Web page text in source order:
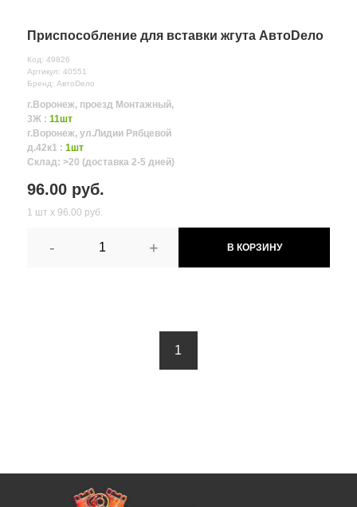
Приспособление для вставки жгута АвтоDело
Код: 49826
Артикул: 40551
Бренд: АвтоDело
г.Воронеж, проезд Монтажный,
3Ж : 11шт
г.Воронеж, ул.Лидии Рябцевой
д.42к1 : 1шт
Склад: >20 (доставка 2-5 дней)
96.00 руб.
1 шт х 96.00 руб.
- + В КОРЗИНУ
1